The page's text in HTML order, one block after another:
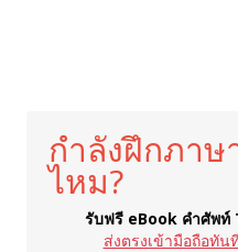
กำลังฝึกภาษ
ไหม?
รับฟรี eBook คำศัพท์
ส่งตรงเข้ามือถือทัน